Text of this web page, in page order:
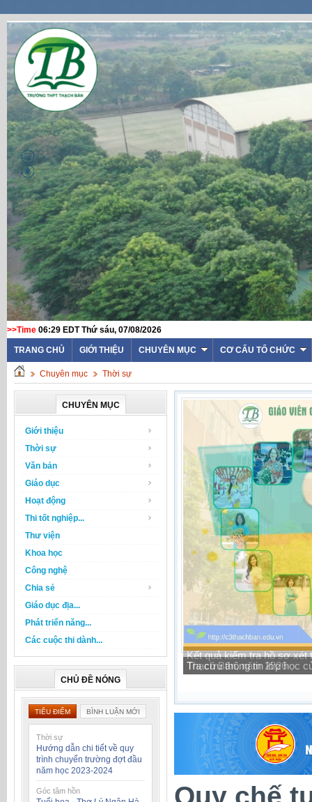
>>Time 06:29 EDT Thứ sáu, 07/08/2026
TRANG CHỦ GIỚI THIỆU CHUYÊN MỤC CƠ CẤU TỔ CHỨC
Chuyên mục Thời sự
CHUYÊN MỤC
Giới thiệu
Thời sự
Văn bản
Giáo dục
Hoạt động
Thi tốt nghiệp...
Thư viện
Khoa học
Công nghệ
Chia sẻ
Giáo dục địa...
Phát triển năng...
Các cuộc thi dành...
CHỦ ĐỀ NÓNG
TIÊU ĐIỂM BÌNH LUẬN MỚI
Thời sự
Hướng dẫn chi tiết về quy
trình chuyển trường đợt đầu
năm học 2023-2024
Góc tâm hồn
Tra cứu thông tin lớp học